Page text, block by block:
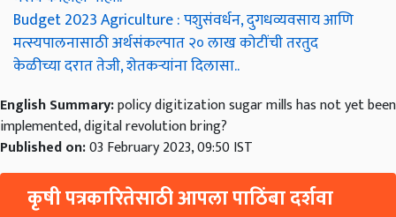
Budget 2023 Agriculture : पशुसंवर्धन, दुगधव्यवसाय आणि
मत्स्यपालनासाठी अर्थसंकल्पात २० लाख कोटींची तरतुद
केळीच्या दरात तेजी, शेतकऱ्यांना दिलासा..
English Summary:policy digitization sugar mills has not yet been
implemented, digital revolution bring?
Published on:03 February 2023, 09:50 IST
कृषी पत्रकारितेसाठी आपला पाठिंबा दर्शवा